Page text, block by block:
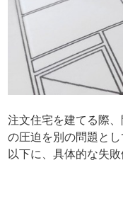
注文住宅を建てる際
の圧迫を別の問題と
以下に、具体的な失